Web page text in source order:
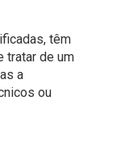
têm
tratar de um
a
ou